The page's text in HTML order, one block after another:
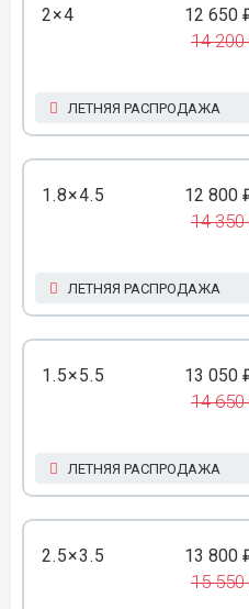
2×4 12 650
14
ЛЕТНЯЯ РАСПРОДАЖА
1.8×4.5 12 800
14
ЛЕТНЯЯ РАСПРОДАЖА
1.5×5.5 13 050
14
ЛЕТНЯЯ РАСПРОДАЖА
2.5×3.5 13 800
15